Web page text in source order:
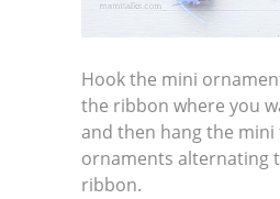
Hook the mini
the ribbon where you
and then hang the mini
ornaments alternating
ribbon.